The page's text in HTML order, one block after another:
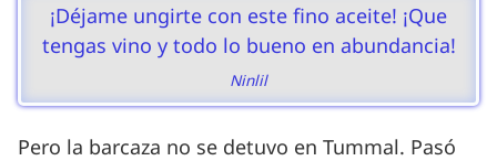
¡Déjame ungirte con este fino aceite! ¡Que
tengas vino y todo lo bueno en abundancia!
Ninlil
Pero la barcaza no se detuvo en Tummal. Pasó